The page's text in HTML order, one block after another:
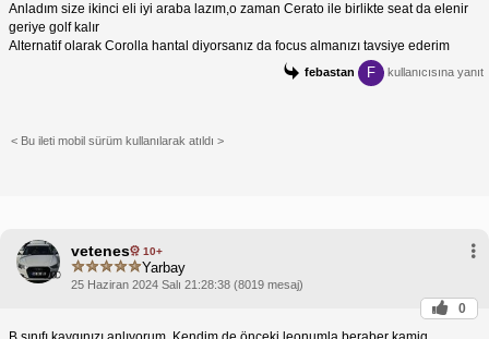
Anladım size ikinci eli iyi araba lazım,o zaman Cerato ile birlikte seat da elenir
geriye golf kalır
Alternatif olarak Corolla hantal diyorsanız da focus almanızı tavsiye ederim
febastan F kullanıcısına yanıt
< Bu ileti mobil sürüm kullanılarak atıldı >
vetenes 10+
Yarbay
25 Haziran 2024 Salı 21:28:38 (8019 mesaj)
0